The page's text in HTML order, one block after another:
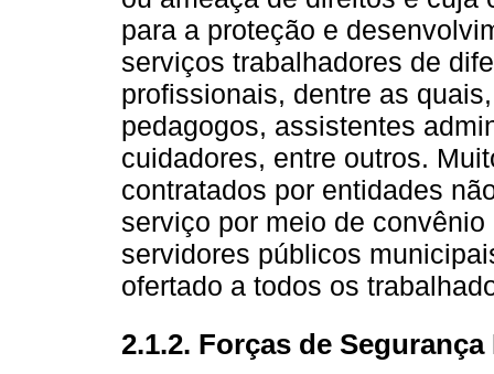
para a proteção e
serviços trabalhadores de
profissionais, dentre as
pedagogos, assistentes
cuidadores, entre outros.
contratados por entidades
serviço por meio de
servidores públicos
ofertado a todos os
2.1.2. Forças de